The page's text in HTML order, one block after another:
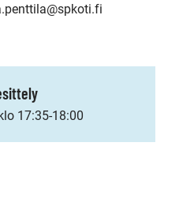
17:35-18:00